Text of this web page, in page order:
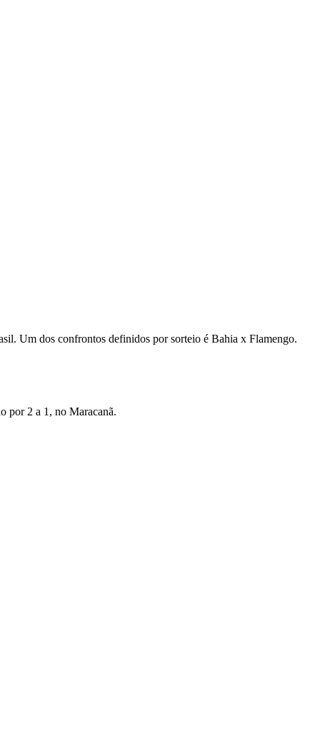
Um dos confrontos definidos por sorteio é Bahia x Flamengo.
por 2 a 1, no Maracanã.